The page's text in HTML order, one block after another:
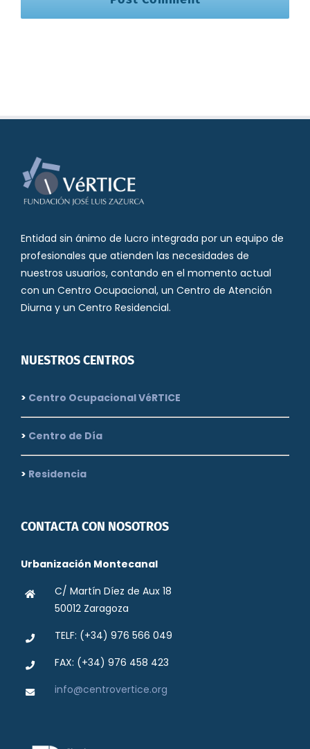
Entidad sin ánimo de lucro integrada por un equipo de
profesionales que atienden las necesidades de
nuestros usuarios, contando en el momento actual
con un Centro Ocupacional, un Centro de Atención
Diurna y un Centro Residencial.
NUESTROS CENTROS
> Centro Ocupacional VéRTICE
> Centro de Día
> Residencia
CONTACTA CON NOSOTROS
Urbanización Montecanal
C/ Martín Díez de Aux 18
50012 Zaragoza
TELF: (+34) 976 566 049
FAX: (+34) 976 458 423
info@centrovertice.org